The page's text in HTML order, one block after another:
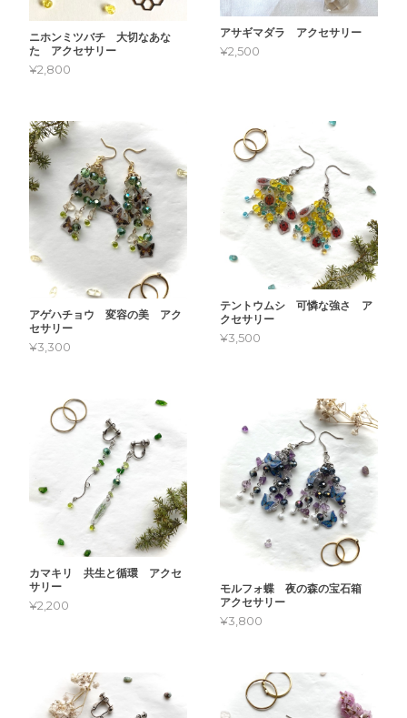
ニホンミツバチ 大切なあな
た アクセサリー
¥2,800
アサギマダラ アクセサリー
¥2,500
アゲハチョウ 変容の美 アク
セサリー
¥3,300
テントウムシ 可憐な強さ ア
クセサリー
¥3,500
カマキリ 共生と循環 アクセ
サリー
¥2,200
モルフォ蝶 夜の森の宝石箱
アクセサリー
¥3,800